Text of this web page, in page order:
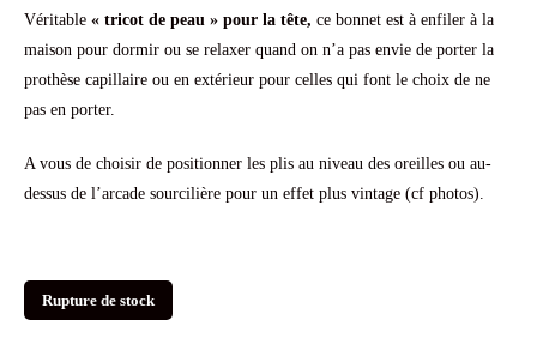
était :
25.00€.
est :
Véritable « tricot de peau » pour la tête, ce bonnet est à enfiler à la
maison pour dormir ou se relaxer quand on n’a pas envie de porter la
prothèse capillaire ou en extérieur pour celles qui font le choix de ne
pas en porter.
A vous de choisir de positionner les plis au niveau des oreilles ou au-
dessus de l’arcade sourcilière pour un effet plus vintage (cf photos).
Rupture de stock